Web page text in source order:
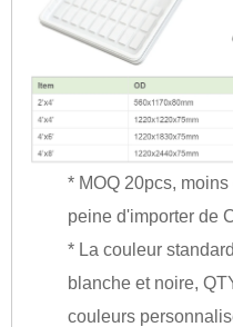
* MOQ 20pcs,
peine d'importer de
* La couleur
blanche et noire,
couleurs